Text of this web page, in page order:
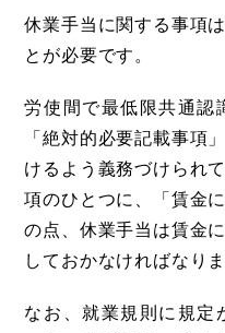
休業手当に関する事項は
とが必要です。
労使間で最低限共通認
「絶対的必要記載事項
けるよう義務づけられ
項のひとつに、「賃金
の点、休業手当は賃金
しておかなければなりま
なお、就業規則に規定